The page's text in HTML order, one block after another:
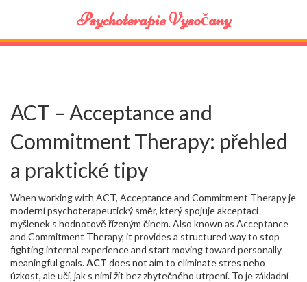
Psychoterapie Vysočany
ACT – Acceptance and
Commitment Therapy: přehled
a praktické tipy
When working with ACT, Acceptance and Commitment Therapy je
moderní psychoterapeutický směr, který spojuje akceptaci
myšlenek s hodnotově řízeným činem. Also known as Acceptance
and Commitment Therapy, it provides a structured way to stop
fighting internal experience and start moving toward personally
meaningful goals.ACT does not aim to eliminate stres nebo
úzkost, ale učí, jak s nimi žít bez zbytečného utrpení. To je základní